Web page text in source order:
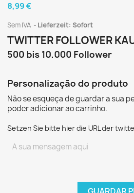
8,99 €
Sem IVA Lieferzeit: Sofort
TWITTER FOLLOWER
500 bis 10.000 Follower
Personalização do produto
Não se esqueça de guardar a sua
poder adicionar ao carrinho.
Setzen Sie bitte hier die URL der